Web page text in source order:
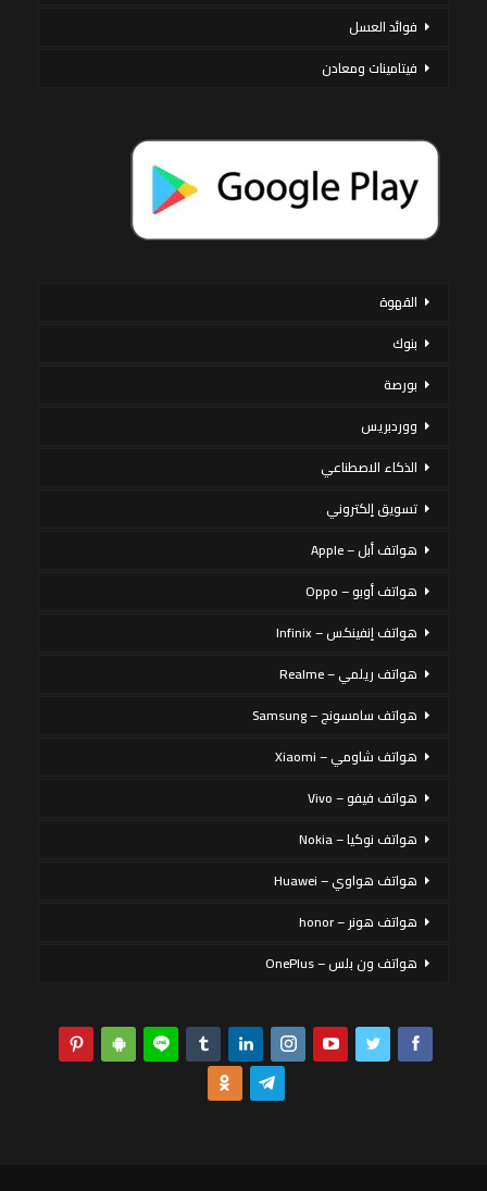
فوائد العسل
فيتامينات ومعادن
القهوة
بنوك
بورصة
ووردبريس
الذكاء الاصطناعي
تسويق إلكتروني
هواتف أبل – Apple
هواتف أوبو – Oppo
هواتف إنفينكس – Infinix
هواتف ريلمي – Realme
هواتف سامسونج – Samsung
هواتف شاومي – Xiaomi
هواتف فيفو – Vivo
هواتف نوكيا – Nokia
هواتف هواوي – Huawei
هواتف هونر – honor
هواتف ون بلس – OnePlus